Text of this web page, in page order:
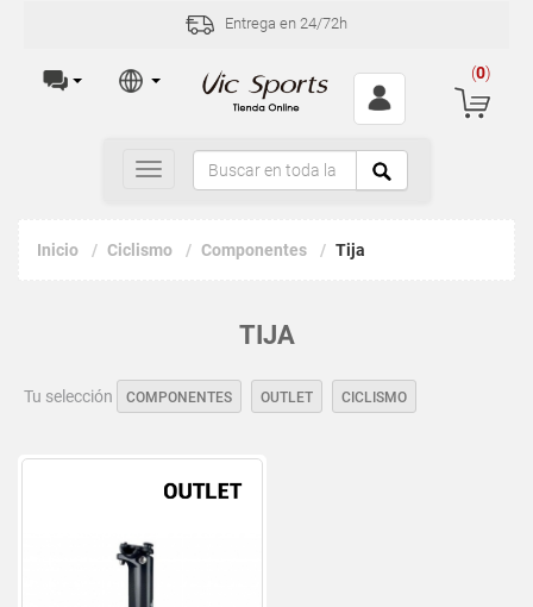
Entrega en 24/72h
(0)
Toggle
navigation
Inicio Ciclismo Componentes Tija
TIJA
Tu selección COMPONENTES OUTLET CICLISMO